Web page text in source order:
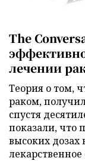
The
лечении
Теория о том,
раком,
спустя
показали, что
высоких дозах
лекарственное